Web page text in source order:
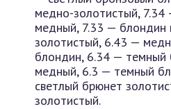
медно-золотистый,
медный, 7.33 — блондин
золотистый, 6.43 —
блондин, 6.34 — темный
медный, 6.3 — темный
светлый брюнет
золотистый.